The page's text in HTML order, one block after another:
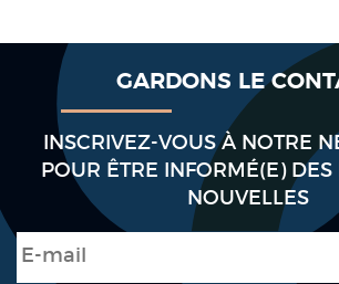
GARDONS LE
INSCRIVEZ-VOUS À NOTRE
POUR ÊTRE INFORMÉ(E) DES
NOUVELLES
E-mail